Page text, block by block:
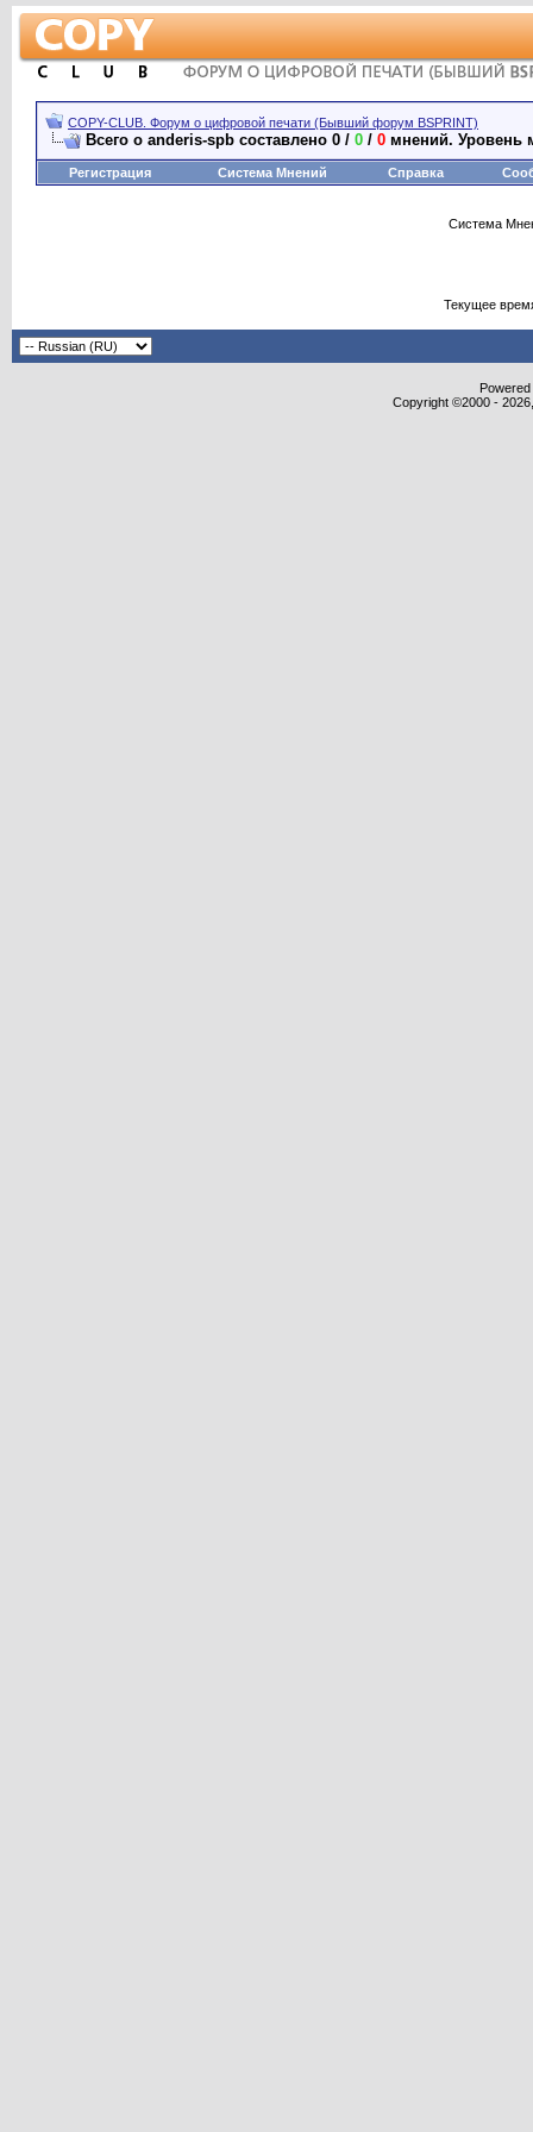
COPY-CLUB. Форум о цифровой печати (Бывший форум BSPRINT)
Всего о anderis-spb составлено 0 / 0 / 0 мнений. Уровень
Регистрация Система Мнений Справка
Система
Текущее
Copyright ©2000 -